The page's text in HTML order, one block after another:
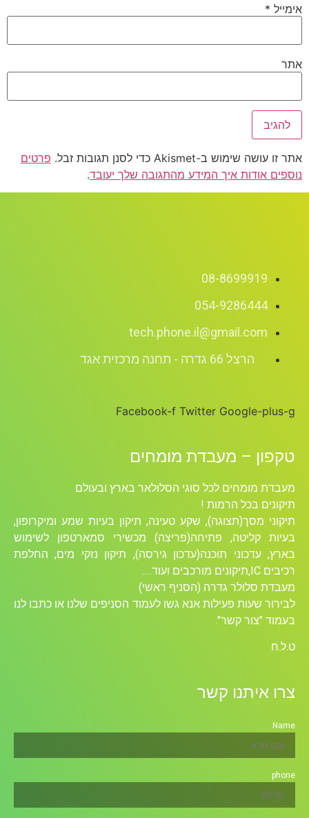
אימייל *
אתר
אתר זו עושה שימוש ב-Akismet כדי לסנן תגובות זבל.
פרטים
נוספים אודות איך המידע מהתגובה שלך יעובד.
08-8699919
054-9286444
tech.phone.il@gmail.com
הרצל 66 גדרה - תחנה מרכזית אגד
Facebook-f Twitter Google-plus-g
טקפון – מעבדת מומחים
מעבדת מומחים לכל סוגי הסלולאר בארץ ובעולם
תיקונים בכל הרמות !
תיקוני מסך(תצוגה), שקע טעינה, תיקון בעיות שמע ומיקרופון,
בעיות קליטה, פתיחה(פריצה) מכשירי סמארטפון לשימוש
בארץ, עדכוני תוכנה(עדכון גירסה), תיקון נזקי מים, החלפת
רכיבים ICׁ,תיקונים מורכבים ועוד….
מעבדת סלולר גדרה (הסניף ראשי)
לבירור שעות פעילות אנא גשו לעמוד הסניפים שלנו או כתבו לנו
בעמוד "צור קשר".
ט.ל.ח
צרו איתנו קשר
Name
phone